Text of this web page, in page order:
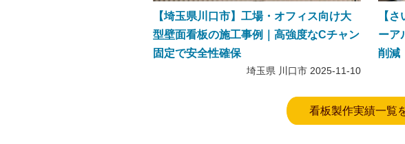
【埼玉県川口市】工場・オフィス向け大
型壁面看板の施工事例｜高強度なCチャン
固定で安全性確保
埼玉県 川口市 2025-11-10
【
ーア
削減
看板製作実績一覧